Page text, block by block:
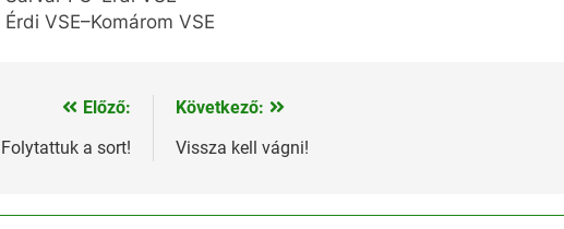
Érdi VSE–Komárom VSE
Előző:
Folytattuk a sort!
Következő:
Vissza kell vágni!